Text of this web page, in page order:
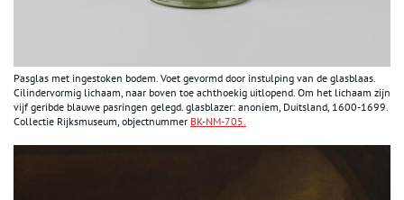
Pasglas met ingestoken bodem. Voet gevormd door instulping van de glasblaas.
Cilindervormig lichaam, naar boven toe achthoekig uitlopend. Om het lichaam zijn
vijf geribde blauwe pasringen gelegd. glasblazer: anoniem, Duitsland, 1600-1699.
Collectie Rijksmuseum, objectnummer BK-NM-705.